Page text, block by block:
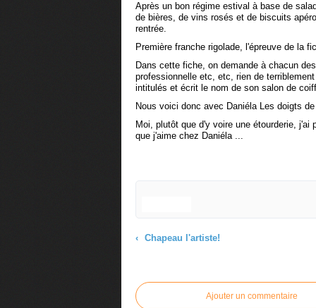
Après un bon régime estival à base de
de bières, de vins rosés et de biscuits
rentrée.
Première franche rigolade, l'épreuve de la
Dans cette fiche, on demande à chacun
professionnelle etc, etc, rien de
intitulés et écrit le nom de son salon de
Nous voici donc avec Daniéla Les doigts
Moi, plutôt que d'y voire une étourderie,
que j'aime chez Daniéla ...
Chapeau l'artiste!
Ajouter un commentaire